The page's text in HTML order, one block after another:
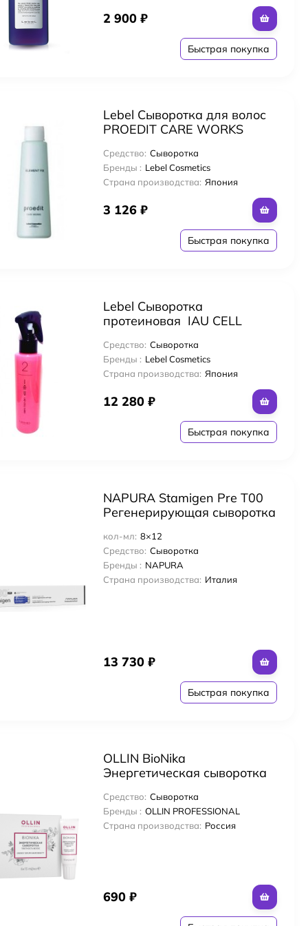
2 900 ₽
Быстрая покупка
Lebel Сыворотка для волос
PROEDIT CARE WORKS
Средство: Сыворотка
Бренды : Lebel Cosmetics
Страна производства: Япония
3 126 ₽
Быстрая покупка
Lebel Сыворотка
протеиновая IAU CELL
Средство: Сыворотка
Бренды : Lebel Cosmetics
Страна производства: Япония
12 280 ₽
Быстрая покупка
NAPURA Stamigen Pre T00
Регенерирующая сыворотка
8 мл
кол-мл: 8×12
Средство: Сыворотка
Бренды : NAPURA
Страна производства: Италия
13 730 ₽
Быстрая покупка
OLLIN BioNika
Энергетическая сыворотка
Energy Serum "Hair Density"
Средство: Сыворотка
Бренды : OLLIN PROFESSIONAL
Страна производства: Россия
690 ₽
с комплексом масел
и волос с яблочным уксусом